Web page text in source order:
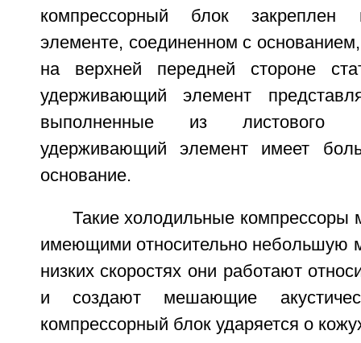
компрессорный блок
элементе, соединенном с
на верхней передней стороне
удерживающий элемент
выполненные из листового
удерживающий элемент имеет
основание.
Такие холодильные компрессоры
имеющими относительно небольшую
низких скоростях они работают
и создают мешающие
компрессорный блок ударяется о